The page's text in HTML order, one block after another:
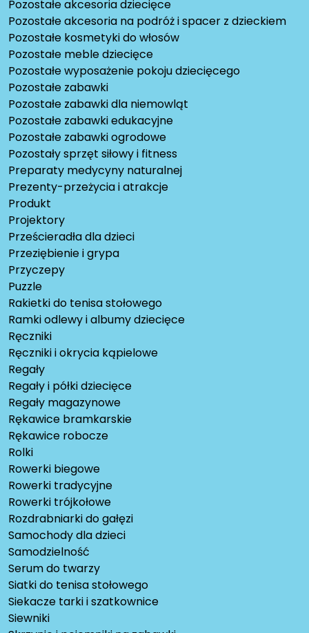
Pozostałe akcesoria dziecięce
Pozostałe akcesoria na podróż i spacer z dzieckiem
Pozostałe kosmetyki do włosów
Pozostałe meble dziecięce
Pozostałe wyposażenie pokoju dziecięcego
Pozostałe zabawki
Pozostałe zabawki dla niemowląt
Pozostałe zabawki edukacyjne
Pozostałe zabawki ogrodowe
Pozostały sprzęt siłowy i fitness
Preparaty medycyny naturalnej
Prezenty-przeżycia i atrakcje
Produkt
Projektory
Prześcieradła dla dzieci
Przeziębienie i grypa
Przyczepy
Puzzle
Rakietki do tenisa stołowego
Ramki odlewy i albumy dziecięce
Ręczniki
Ręczniki i okrycia kąpielowe
Regały
Regały i półki dziecięce
Regały magazynowe
Rękawice bramkarskie
Rękawice robocze
Rolki
Rowerki biegowe
Rowerki tradycyjne
Rowerki trójkołowe
Rozdrabniarki do gałęzi
Samochody dla dzieci
Samodzielność
Serum do twarzy
Siatki do tenisa stołowego
Siekacze tarki i szatkownice
Siewniki